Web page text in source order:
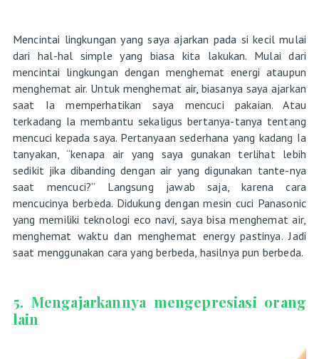
Mencintai lingkungan yang saya ajarkan pada si kecil mulai
dari hal-hal simple yang biasa kita lakukan. Mulai dari
mencintai lingkungan dengan menghemat energi ataupun
menghemat air. Untuk menghemat air, biasanya saya ajarkan
saat Ia memperhatikan saya mencuci pakaian. Atau
terkadang Ia membantu sekaligus bertanya-tanya tentang
mencuci kepada saya. Pertanyaan sederhana yang kadang Ia
tanyakan, “kenapa air yang saya gunakan terlihat lebih
sedikit jika dibanding dengan air yang digunakan tante-nya
saat mencuci?” Langsung jawab saja, karena cara
mencucinya berbeda. Didukung dengan mesin cuci Panasonic
yang memiliki teknologi eco navi, saya bisa menghemat air,
menghemat waktu dan menghemat energy pastinya. Jadi
saat menggunakan cara yang berbeda, hasilnya pun berbeda.
5. Mengajarkannya mengepresiasi orang
lain